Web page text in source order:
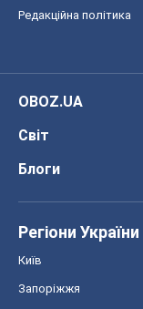
Редакційна політика
OBOZ.UA
Світ
Блоги
Регіони України
Київ
Запоріжжя